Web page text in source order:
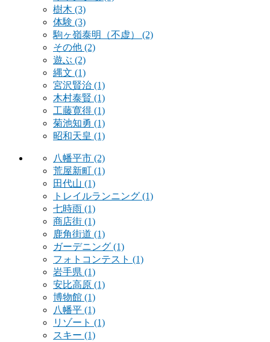
樹木 (3)
体験 (3)
駒ヶ嶺泰明（不虚） (2)
その他 (2)
遊ぶ (2)
縄文 (1)
宮沢賢治 (1)
木村泰賢 (1)
工藤寛得 (1)
菊池知勇 (1)
昭和天皇 (1)
八幡平市 (2)
荒屋新町 (1)
田代山 (1)
トレイルランニング (1)
七時雨 (1)
商店街 (1)
鹿角街道 (1)
ガーデニング (1)
フォトコンテスト (1)
岩手県 (1)
安比高原 (1)
博物館 (1)
八幡平 (1)
リゾート (1)
スキー (1)